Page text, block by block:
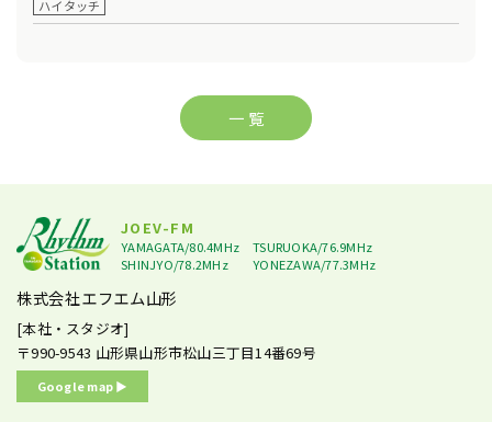
ハイタッチ
一 覧
JOEV-FM
YAMAGATA/80.4MHz
TSURUOKA/76.9MHz
SHINJYO/78.2MHz
YONEZAWA/77.3MHz
株式会社エフエム山形
[本社・スタジオ]
〒990-9543 山形県山形市松山三丁目14番69号
Google map ▶︎